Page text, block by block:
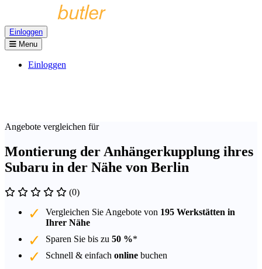
Einloggen
Menu
Einloggen
Angebote vergleichen für
Montierung der Anhängerkupplung ihres
Subaru in der Nähe von Berlin
(0)
Vergleichen Sie Angebote von 195 Werkstätten in
Ihrer Nähe
Sparen Sie bis zu 50 %*
Schnell & einfach online buchen